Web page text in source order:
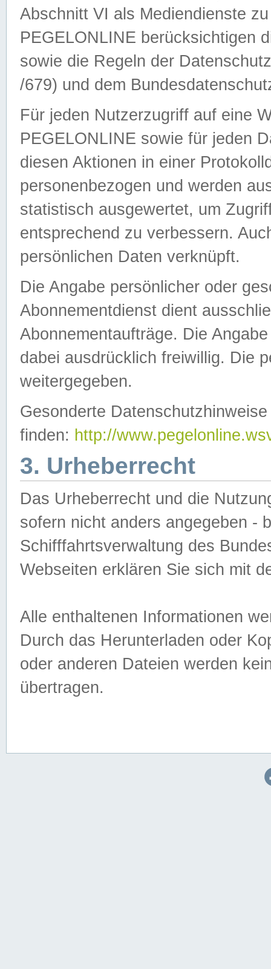
Abschnitt VI als Mediendienste
PEGELONLINE berücksichtigen
sowie die Regeln der
/679) und dem
Für jeden Nutzerzugriff auf eine
PEGELONLINE sowie für jeden
diesen Aktionen in einer
personenbezogen und werden
statistisch ausgewertet, um
entsprechend zu verbessern.
persönlichen Daten verknüpft.
Die Angabe persönlicher oder
Abonnementdienst dient
Abonnementaufträge. Die
dabei ausdrücklich freiwillig. Die
weitergegeben.
Gesonderte
finden: http://
3. Urheberrecht
Das Urheberrecht und die
sofern nicht anders angegeben -
Schifffahrtsverwaltung des
Webseiten erklären Sie sich mit
Alle enthaltenen Informationen
Durch das Herunterladen oder
oder anderen Dateien werden
übertragen.